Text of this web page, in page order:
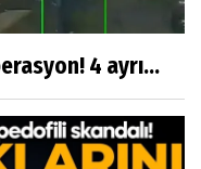
4 ayrı...